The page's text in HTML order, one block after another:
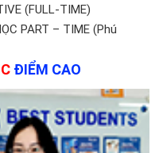
(FULL-TIME)
PART – TIME (Phú
ĐIỂM CAO